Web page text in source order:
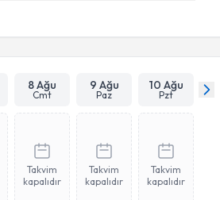
8 Ağu
Cmt
9 Ağu
Paz
10 Ağu
Pzt
Takvim
kapalıdır
Takvim
kapalıdır
Takvim
kapalıdır